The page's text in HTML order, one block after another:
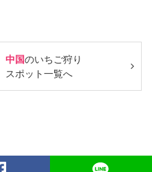
中国のいちご狩り
スポット一覧へ